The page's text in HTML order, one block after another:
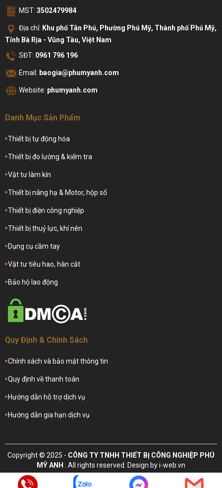
MST: 3502479984
Địa chỉ: Khu phố Tân Phú, Phường Phú Mỹ, Thành phố Phú Mỹ,
Tỉnh Bà Rịa - Vũng Tàu, Việt Nam
SĐT: 0961 796 196
Email: baogia@phumyanh.com
Website: phumyanh.com
Danh Mục Sản Phẩm
Thiết bị tự động hóa
Thiết bị đo lường & kiểm tra
Vật tư làm kín
Thiết bị nâng hạ & Motor, hộp số
Thiết bị điện công nghiệp
Thiết bị thuỷ lực, khí nén
Dụng cụ cầm tay
Vật tư tiêu hao, hàn cắt
Bảo hộ lao động
Quy Định & Chính Sách
Chính sách và bảo mật thông tin
Quy định về thanh toán
Hướng dẫn hỗ trợ dịch vụ
Hướng dẫn gia hạn dịch vụ
Copyright © 2025 - CÔNG TY TNHH THIẾT BỊ CÔNG NGHIỆP PHÚ
MỸ ANH . All rights reserved. Design by i-web.vn